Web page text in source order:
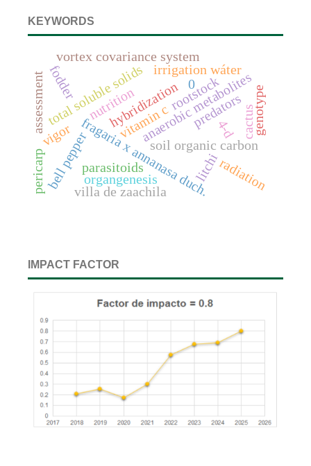
KEYWORDS
fragaria x annanasa duch.
anaerobic metabolites
total soluble solids
vitamin c
soil organic carbon
bell pepper
vortex covariance system
predators
parasitoids
assessment
irrigation wáter
hybridization
litchi
nutrition
pericarp radiation
rootstock
vigor cactus
organgenesis
0
4-d
fodder
genotype
villa de zaachila
IMPACT FACTOR